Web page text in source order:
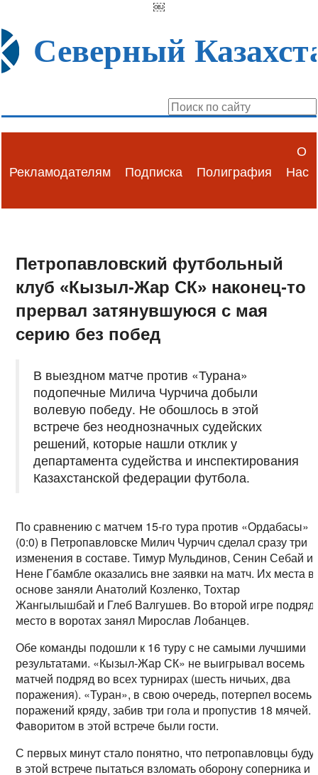
￼
Северный
Рекламодателям Подписка Полиграфия
О
Нас
Петропавловский футбольный
клуб «Кызыл-Жар СК» наконец-то
прервал затянувшуюся с мая
серию без побед
В выездном матче против «Турана»
подопечные Милича Чурчича добыли
волевую победу. Не обошлось в этой
встрече без неоднозначных судейских
решений, которые нашли отклик у
департамента судейства и инспектирования
Казахстанской федерации футбола.
По сравнению с матчем 15-го тура против «Ордабасы»
(0:0) в Петропавловске Милич Чурчич сделал сразу три
изменения в составе. Тимур Мульдинов, Сенин Себай и
Нене Гбамбле оказались вне заявки на матч. Их места в
основе заняли Анатолий Козленко, Тохтар
Жангылышбай и Глеб Валгушев. Во второй игре подряд
место в воротах занял Мирослав Лобанцев.
Обе команды подошли к 16 туру с не самыми лучшими
результатами. «Кызыл-Жар СК» не выигрывал восемь
матчей подряд во всех турнирах (шесть ничьих, два
поражения). «Туран», в свою очередь, потерпел восемь
поражений кряду, забив три гола и пропустив 18 мячей.
Фаворитом в этой встрече были гости.
С первых минут стало понятно, что петропавловцы
в этой встрече пытаться взломать оборону соперника и